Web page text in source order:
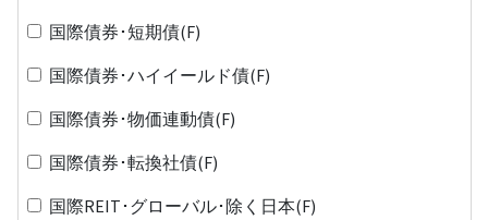
国際債券･短期債(F)
国際債券･ハイイールド債(F)
国際債券･物価連動債(F)
国際債券･転換社債(F)
国際REIT･グローバル･除く日本(F)